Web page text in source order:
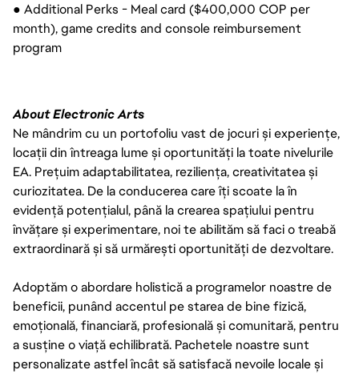
● Additional Perks - Meal card ($400,000 COP per
month), game credits and console reimbursement
program
About Electronic Arts
Ne mândrim cu un portofoliu vast de jocuri și experiențe,
locații din întreaga lume și oportunități la toate nivelurile
EA. Prețuim adaptabilitatea, reziliența, creativitatea și
curiozitatea. De la conducerea care îți scoate la în
evidență potențialul, până la crearea spațiului pentru
învățare și experimentare, noi te abilităm să faci o treabă
extraordinară și să urmărești oportunități de dezvoltare.
Adoptăm o abordare holistică a programelor noastre de
beneficii, punând accentul pe starea de bine fizică,
emoțională, financiară, profesională și comunitară, pentru
a susține o viață echilibrată. Pachetele noastre sunt
personalizate astfel încât să satisfacă nevoile locale și